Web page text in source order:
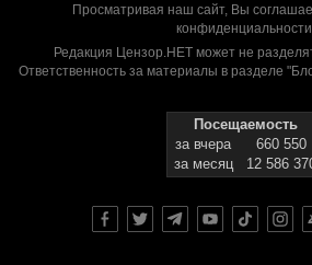
Просматривая наш сайт, Вы
конфиденциальности
Редакция Цензор.НЕТ может не
Ответственность за материалы в разделе
Посещаемость
за вчера
660 550
за месяц
12 586